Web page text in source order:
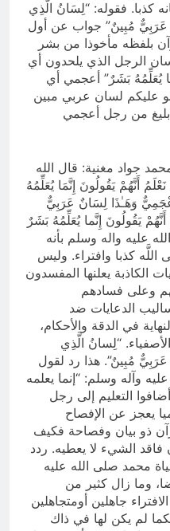
كذبا. فقوله: “لِسَانُ الَّذِي
عَرَبِيٌّ مُبِينٌ” جواب عن أول
بلفظه مأخوذا من بشر
الرجل الذي يلحدون أي
يُعَلِّمُهُ بَشَرٌ” أعجمي أي
عليكم لسان عربي مبين
من رجل أعجمي
جواد مغنية: قال الله
أَنَّهُمْ يَقُولُونَ إِنَّمَا يُعَلِّمُهُ
وَهَـٰذَا لِسَانٌ عَرَبِيٌّ
ولَقَدْ نَعْلَمُ أَنَّهُمْ يَقُولُونَ إِنَّما يُعَلِّمُهُ بَشَرٌ
عليه واله وسلم بأنه
اللَّه كذبا وافتراء. وليس
يعلنها المفسدون
وعلى فسادهم
الدعايات ضد
في الدقة والأحكام،
“لِسانُ الَّذِي
مُبِينٌ”. هذا رد لقول
وآله وسلم: “إنما يعلمه
التعليم إلى رجل
يعجز عن الإفصاح
ذو بيان وفصاحة فكيف
الشيء لا يعطيه. ردد
محمد صلى الله عليه
وما زال كثير من
جاهلين أومتجاهلين
لم يكن لها في ذاك